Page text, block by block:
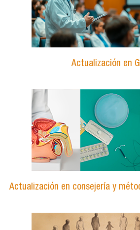
Actualización en
Actualización en consejería y